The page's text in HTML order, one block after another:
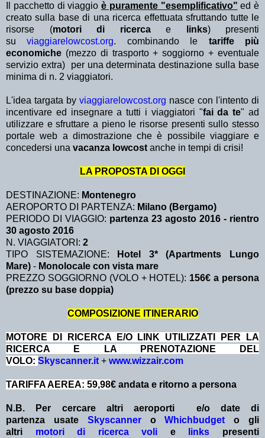
Il pacchetto di viaggio è puramente "esemplificativo" ed è
creato sulla base di una ricerca effettuata sfruttando tutte le
risorse (motori di ricerca e links) presenti
suviaggiarelowcost.org. combinando le tariffe più
economiche (mezzo di trasporto + soggiorno + eventuale
servizio extra)
per una determinata destinazione sulla base
minima di n. 2 viaggiatori.
L'idea targata by viaggiarelowcost.org nasce con l'intento di
incentivare ed insegnare a tutti i viaggiatori "fai da te" ad
utilizzare e sfruttare a pieno le risorse presenti sullo stesso
portale web a dimostrazione che è possibile viaggiare e
concedersi una vacanza lowcost anche in tempi di crisi!
LA PROPOSTA DI OGGI
DESTINAZIONE: Montenegro
AEROPORTO DI PARTENZA: Milano (Bergamo)
PERIODO DI VIAGGIO: partenza 23 agosto 2016 - rientro
30 agosto 2016
N. VIAGGIATORI: 2
TIPO SISTEMAZIONE:
Hotel 3* (Apartments Lungo
Mare) - Monolocale con vista mare
PREZZO SOGGIORNO (VOLO + HOTEL): 156€ a persona
(prezzo su base doppia)
COMPOSIZIONE ITINERARIO
MOTORE DI RICERCA E/O LINK UTILIZZATI PER LA
RICERCA E LA PRENOTAZIONE DEL
VOLO: Skyscanner.it + www.wizzair.com
TARIFFA AEREA: 59,98€ andata e ritorno a persona
N.B. Per cercare altri aeroporti e/o date di
partenza usate SkyscanneroWhichbudget o gli
altri motori di ricerca voli e links presenti